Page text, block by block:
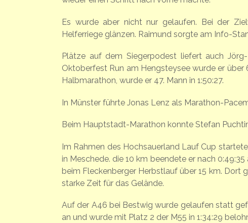
Es wurde aber nicht nur gelaufen. Bei der
Helferriege glänzen. Raimund sorgte am Info-
Plätze auf dem Siegerpodest liefert auch
Oktoberfest Run am Hengsteysee wurde er über
Halbmarathon, wurde er 47. Mann in 1:50:27.
In Münster führte Jonas Lenz als Marathon-
Beim Hauptstadt-Marathon konnte Stefan
Im Rahmen des Hochsauerland Lauf Cup
in Meschede. die 10 km beendete er nach
beim Fleckenberger Herbstlauf über 15 km. Dort
starke Zeit für das Gelände.
Auf der A46 bei Bestwig wurde gelaufen statt
an und wurde mit Platz 2 der M55 in 1:34:29